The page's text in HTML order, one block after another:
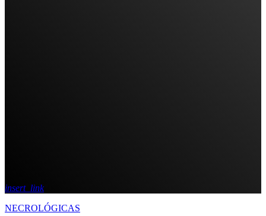
insert_link
NECROLÓGICAS